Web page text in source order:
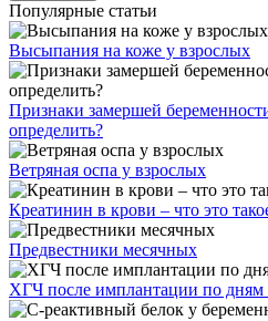
Популярные статьи
Высыпания на коже у взрослых
Признаки замершей
определить?
Ветряная оспа у взрослых
Креатинин в крови – что это
Предвестники месячных
ХГЧ после имплантации по дням